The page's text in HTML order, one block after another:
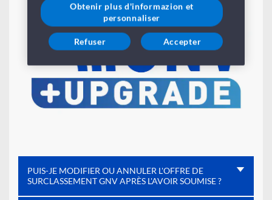
PUIS-JE MODIFIER OU ANNULER L'OFFRE DE
SURCLASSEMENT GNV APRÈS L'AVOIR SOUMISE ?
Obtenir plus d'informazion et
personnaliser
Refuser Accepter